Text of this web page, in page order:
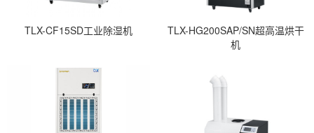
TLX-CF15SD工业除湿机
TLX-HG200SAP/SN超高温烘干
机